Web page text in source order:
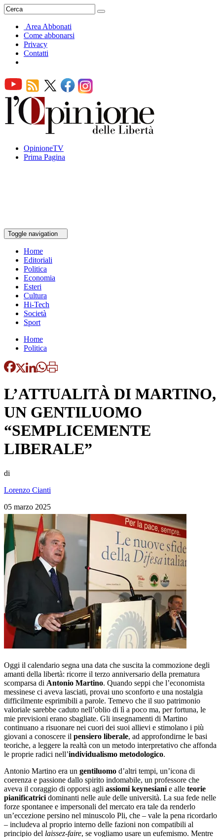
Area Abbonati
Come abbonarsi
Privacy
Contatti
OpinioneTV
Prima Pagina
Toggle navigation
Home
Editoriali
Politica
Economia
Esteri
Cultura
Hi-Tech
Società
Sport
Home
Politica
L’ATTUALITÀ DI MARTINO,
UN GENTILUOMO
“SEMPLICEMENTE
LIBERALE”
di
Lorenzo Cianti
05 marzo 2025
Oggi il calendario segna una data che suscita la commozione degli
amanti della libertà: ricorre il terzo anniversario della prematura
scomparsa di Antonio Martino. Quando seppi che l’economista
messinese ci aveva lasciati, provai uno sconforto e una nostalgia
difficilmente esprimibili a parole. Temevo che il suo patrimonio
valoriale sarebbe caduto nell’oblio di lì a poco ma, per fortuna, le
mie previsioni erano sbagliate. Gli insegnamenti di Martino
continuano a risuonare nei cuori dei suoi allievi e stimolano i più
giovani a conoscere il pensiero liberale, ad approfondirne le basi
teoriche, a leggere la realtà con un metodo interpretativo che affonda
le proprie radici nell’individualismo metodologico.
Antonio Martino era un gentiluomo d’altri tempi, un’icona di
coerenza e passione dallo spirito indomabile, un professore che
aveva il coraggio di opporsi agli assiomi keynesiani e alle teorie
pianificatrici dominanti nelle aule delle università. La sua fede nelle
forze spontanee e impersonali del mercato era tale da renderlo
un’eccezione persino nel minuscolo Pli, che – vale la pena ricordarlo
– includeva al proprio interno delle fazioni non compatibili al
principio del laissez-faire, se vogliamo usare un eufemismo. Mentre